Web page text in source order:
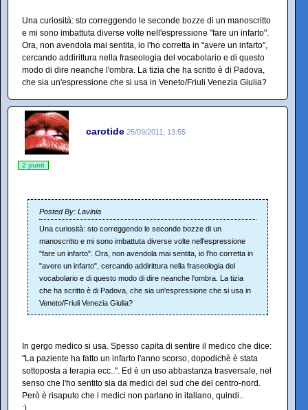
Una curiosità: sto correggendo le seconde bozze di un manoscritto
e mi sono imbattuta diverse volte nell'espressione "fare un infarto".
Ora, non avendola mai sentita, io l'ho corretta in "avere un infarto",
cercando addirittura nella fraseologia del vocabolario e di questo
modo di dire neanche l'ombra. La tizia che ha scritto è di Padova,
che sia un'espressione che si usa in Veneto/Friuli Venezia Giulia?
carotide 25/09/2011, 13:55
2 punti
Posted By: Lavinia
Una curiosità: sto correggendo le seconde bozze di un
manoscritto e mi sono imbattuta diverse volte nell'espressione
"fare un infarto". Ora, non avendola mai sentita, io l'ho corretta in
"avere un infarto", cercando addirittura nella fraseologia del
vocabolario e di questo modo di dire neanche l'ombra. La tizia
che ha scritto è di Padova, che sia un'espressione che si usa in
Veneto/Friuli Venezia Giulia?
In gergo medico si usa. Spesso capita di sentire il medico che dice:
"La paziente ha fatto un infarto l'anno scorso, dopodichè è stata
sottoposta a terapia ecc..". Ed è un uso abbastanza trasversale, nel
senso che l'ho sentito sia da medici del sud che del centro-nord.
Però è risaputo che i medici non parlano in italiano, quindi..